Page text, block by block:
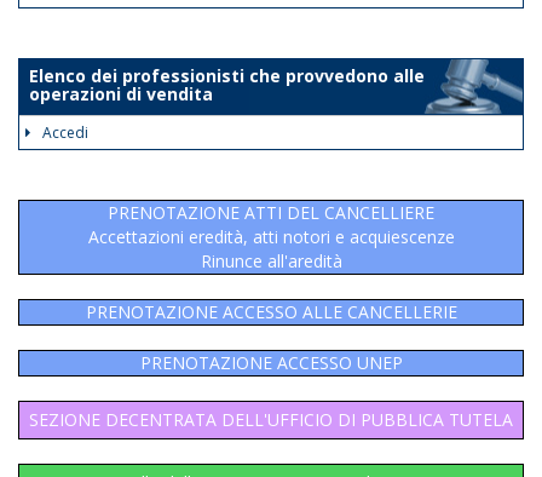
Elenco dei professionisti che provvedono alle
operazioni di vendita
Accedi
PRENOTAZIONE ATTI DEL CANCELLIERE
Accettazioni eredità, atti notori e acquiescenze
Rinunce all'aredità
PRENOTAZIONE ACCESSO ALLE CANCELLERIE
PRENOTAZIONE ACCESSO UNEP
SEZIONE DECENTRATA DELL'UFFICIO DI PUBBLICA TUTELA